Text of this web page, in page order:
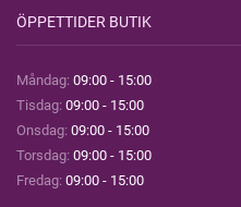
ÖPPETTIDER BUTIK
Måndag: 09:00 - 15:00
Tisdag: 09:00 - 15:00
Onsdag: 09:00 - 15:00
Torsdag: 09:00 - 15:00
Fredag: 09:00 - 15:00